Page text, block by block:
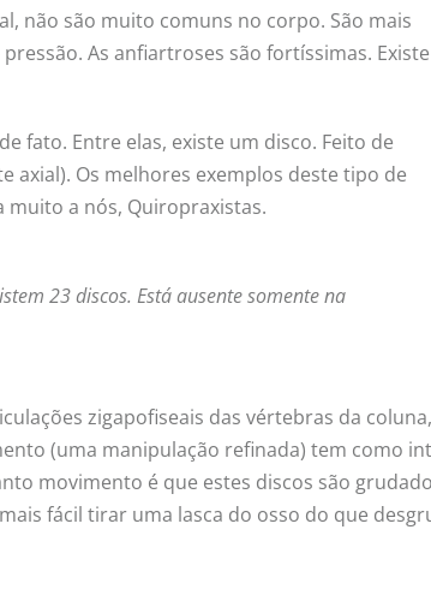
não são muito comuns no corpo. São mais
As anfiartroses são fortíssimas.
fato. Entre elas, existe um disco. Feito de
Os melhores exemplos deste tipo de
a nós, Quiropraxistas.
23 discos. Está ausente somente na
zigapofiseais das vértebras da
(uma manipulação refinada) tem como
movimento é que estes discos são
fácil tirar uma lasca do osso do que